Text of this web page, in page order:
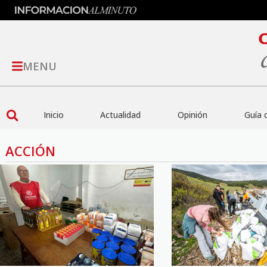
MENU
Inicio Actualidad Opinión Guía
ACCIÓN